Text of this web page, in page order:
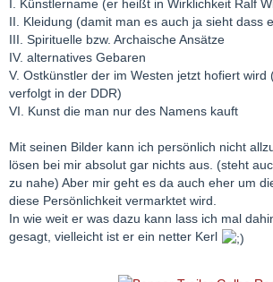
I. Künstlername (er heißt in Wirklichkeit Ralf
II. Kleidung (damit man es auch ja sieht dass
III. Spirituelle bzw. Archaische Ansätze
IV. alternatives Gebaren
V. Ostkünstler der im Westen jetzt hofiert wird
verfolgt in der DDR)
VI. Kunst die man nur des Namens kauft
Mit seinen Bilder kann ich persönlich nicht
lösen bei mir absolut gar nichts aus. (steht
zu nahe) Aber mir geht es da auch eher um
diese Persönlichkeit vermarktet wird.
In wie weit er was dazu kann lass ich mal
gesagt, vielleicht ist er ein netter Kerl